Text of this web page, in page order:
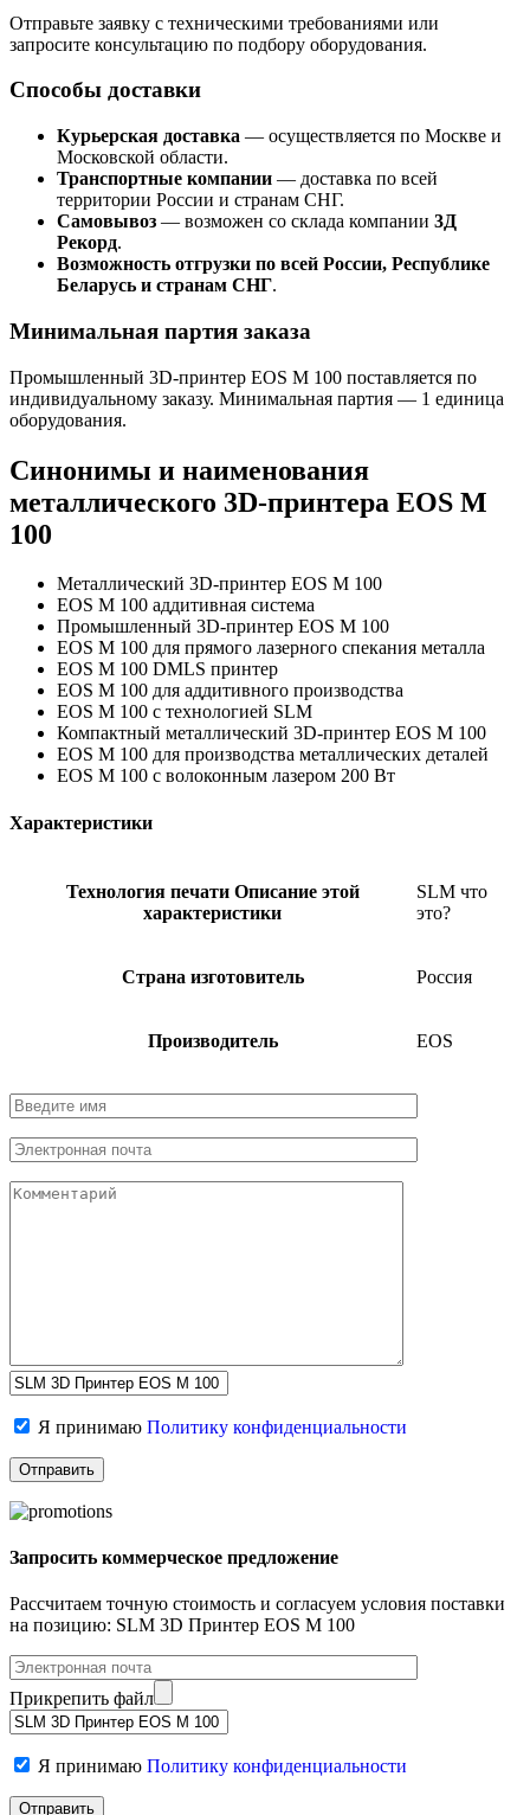
Отправьте заявку с техническими требованиями или
запросите консультацию по подбору оборудования.
Способы доставки
Курьерская доставка — осуществляется по Москве и
Московской области.
Транспортные компании — доставка по всей
территории России и странам СНГ.
Самовывоз — возможен со склада компании 3Д
Рекорд.
Возможность отгрузки по всей России, Республике
Беларусь и странам СНГ.
Минимальная партия заказа
Промышленный 3D-принтер EOS M 100 поставляется по
индивидуальному заказу. Минимальная партия — 1 единица
оборудования.
Синонимы и наименования
металлического 3D-принтера EOS M
100
Металлический 3D-принтер EOS M 100
EOS M 100 аддитивная система
Промышленный 3D-принтер EOS M 100
EOS M 100 для прямого лазерного спекания металла
EOS M 100 DMLS принтер
EOS M 100 для аддитивного производства
EOS M 100 с технологией SLM
Компактный металлический 3D-принтер EOS M 100
EOS M 100 для производства металлических деталей
EOS M 100 с волоконным лазером 200 Вт
Характеристики
Технология печати Описание этой
характеристики
SLM что
это?
Страна изготовитель Россия
Производитель EOS
Я принимаю Политику конфиденциальности
Запросить коммерческое предложение
Рассчитаем точную стоимость и согласуем условия поставки
на позицию: SLM 3D Принтер EOS M 100
Прикрепить файл
Я принимаю Политику конфиденциальности